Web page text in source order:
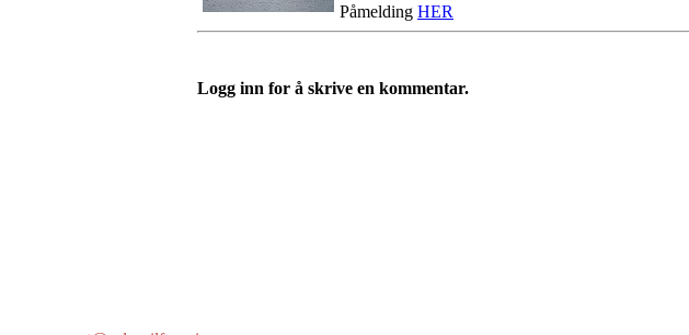
Påmelding HER
Logg inn for å skrive en kommentar.